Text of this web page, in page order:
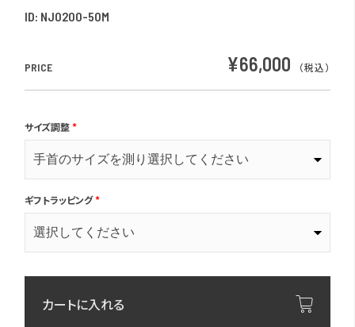
ID: NJ0200-50M
PRICE ¥66,000 （税込）
サイズ調整*
ギフトラッピング*
カートに入れる